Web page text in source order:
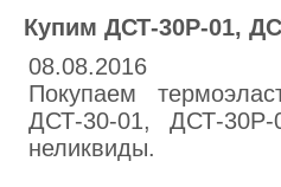
Купим ДСТ-30Р-01,
08.08.2016
Покупаем
ДСТ-30-01, ДСТ-
неликвиды.